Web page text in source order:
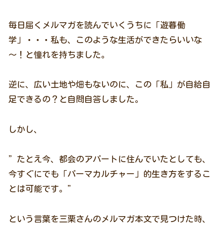
毎日届くメルマガを読んでいくうちに「遊暮働
学」・・・私も、このような生活ができたらいいな
～！と憧れを持ちました。
逆に、広い土地や畑もないのに、この「私」が自給自
足できるの？と自問自答しました。
しかし、
”たとえ今、都会のアパートに住んでいたとしても、
今すぐにでも「パーマカルチャー」的生き方をするこ
とは可能です。”
という言葉を三栗さんのメルマガ本文で見つけた時、